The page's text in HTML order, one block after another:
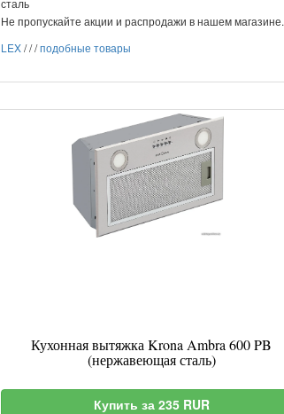
сталь
Не пропускайте акции и распродажи в нашем магазине.
LEX///подобные товары
Кухонная вытяжка Krona Ambra 600 PB
(нержавеющая сталь)
Купить за 235 RUR